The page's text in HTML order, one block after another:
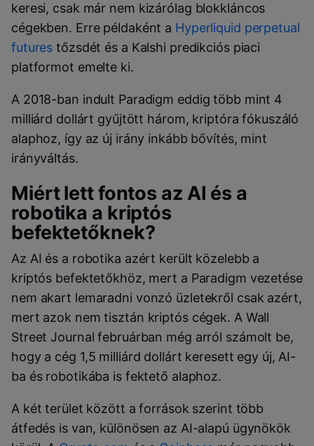
keresi, csak már nem kizárólag blokkláncos
cégekben. Erre példaként a Hyperliquid perpetual
futures tőzsdét és a Kalshi predikciós piaci
platformot emelte ki.
A 2018-ban indult Paradigm eddig több mint 4
milliárd dollárt gyűjtött három, kriptóra fókuszáló
alaphoz, így az új irány inkább bővítés, mint
irányváltás.
Miért lett fontos az AI és a
robotika a kriptós
befektetőknek?
Az AI és a robotika azért került közelebb a
kriptós befektetőkhöz, mert a Paradigm vezetése
nem akart lemaradni vonzó üzletekről csak azért,
mert azok nem tisztán kriptós cégek. A Wall
Street Journal februárban még arról számolt be,
hogy a cég 1,5 milliárd dollárt keresett egy új, AI-
ba és robotikába is fektető alaphoz.
A két terület között a források szerint több
átfedés is van, különösen az AI-alapú ügynökök